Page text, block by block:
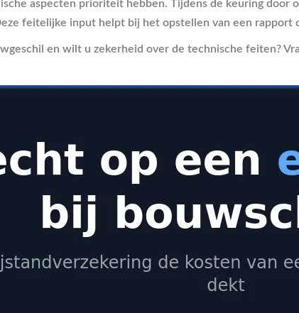
aspecten prioriteit hebben. Tijdens de keuring door
feitelijke input helpt bij het opstellen van een rapport
en wilt u zekerheid over de technische feiten?